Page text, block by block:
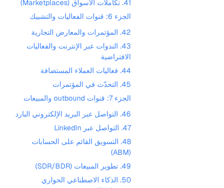
41. تكاملات الأسواق (Marketplaces)
الجزء 6: قنوات الفعاليات والتشبيك
42. المؤتمرات والمعارض التجارية
43. الندوات عبر الإنترنت والفعاليات
الافتراضية
44. فعاليات العملاء المستضافة
45. التحدّث في المؤتمرات
الجزء 7: قنوات outbound والمبيعات
46. التواصل عبر البريد الإلكتروني البارد
47. التواصل عبر LinkedIn
48. التسويق القائم على الحسابات
(ABM)
49. تطوير المبيعات (SDR/BDR)
50. الذكاء الاصطناعي الحواري